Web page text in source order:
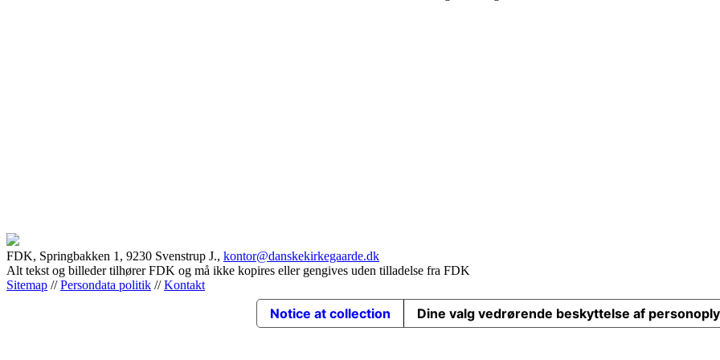
FDK, Springbakken 1, 9230 Svenstrup J., kontor@danskekirkegaarde.dk
Alt tekst og billeder tilhører FDK og må ikke kopires eller gengives uden tilladelse fra FDK
Sitemap //Persondata politik //Kontakt
Notice at collection Dine valg vedrørende beskyttelse af